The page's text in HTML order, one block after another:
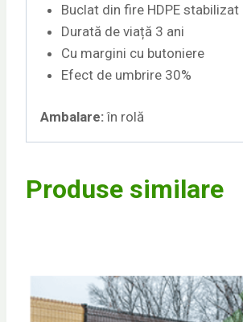
Buclat din fire HDPE stabilizat
Durată de viață 3 ani
Cu margini cu butoniere
Efect de umbrire 30%
Ambalare:în rolă
Produse similare